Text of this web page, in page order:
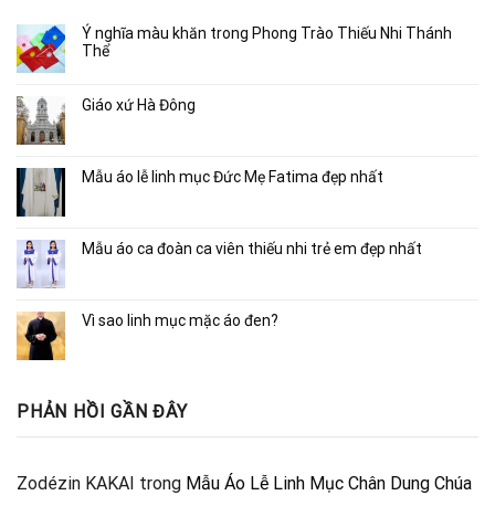
Ý nghĩa màu khăn trong Phong Trào Thiếu Nhi Thánh
Thể
Giáo xứ Hà Đông
Mẫu áo lễ linh mục Đức Mẹ Fatima đẹp nhất
Mẫu áo ca đoàn ca viên thiếu nhi trẻ em đẹp nhất
Vì sao linh mục mặc áo đen?
PHẢN HỒI GẦN ĐÂY
Zodézin KAKAI trong Mẫu Áo Lễ Linh Mục Chân Dung Chúa